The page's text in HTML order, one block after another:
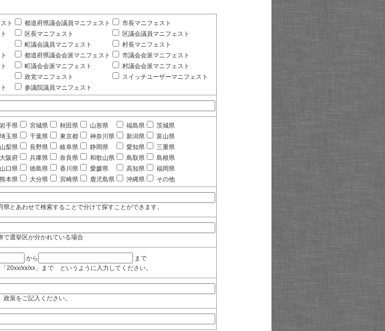
ト 都道府県議会議員マニフェスト
市長マニフェスト
区長マニフェスト
区議会議員マニフェスト
町議会議員マニフェスト
村長マニフェスト
都道府県議会会派マニフェスト
市議会会派マニフェスト
町議会会派マニフェスト
村議会会派マニフェスト
政党マニフェスト
スイッチユーザーマニフェスト
参議院議員マニフェスト
岩手県 宮城県 秋田県 山形県 福島県
茨城県
埼玉県 千葉県 東京都 神奈川県 新潟県
富山県
山梨県 長野県 岐阜県 静岡県 愛知県
三重県
大阪府 兵庫県 奈良県 和歌山県 鳥取県
島根県
山口県 徳島県 香川県 愛媛県 高知県
福岡県
熊本県 大分県 宮崎県 鹿児島県 沖縄県 その他
とあわせて検索することで分けて探すことができます。
選挙区が分かれている場合
から
まで
xx/xx」まで というように入力してください。
策をご記入ください。